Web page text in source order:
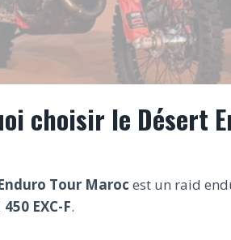
choisir le Désert
Tour Maroc est un raid
EXC-F.